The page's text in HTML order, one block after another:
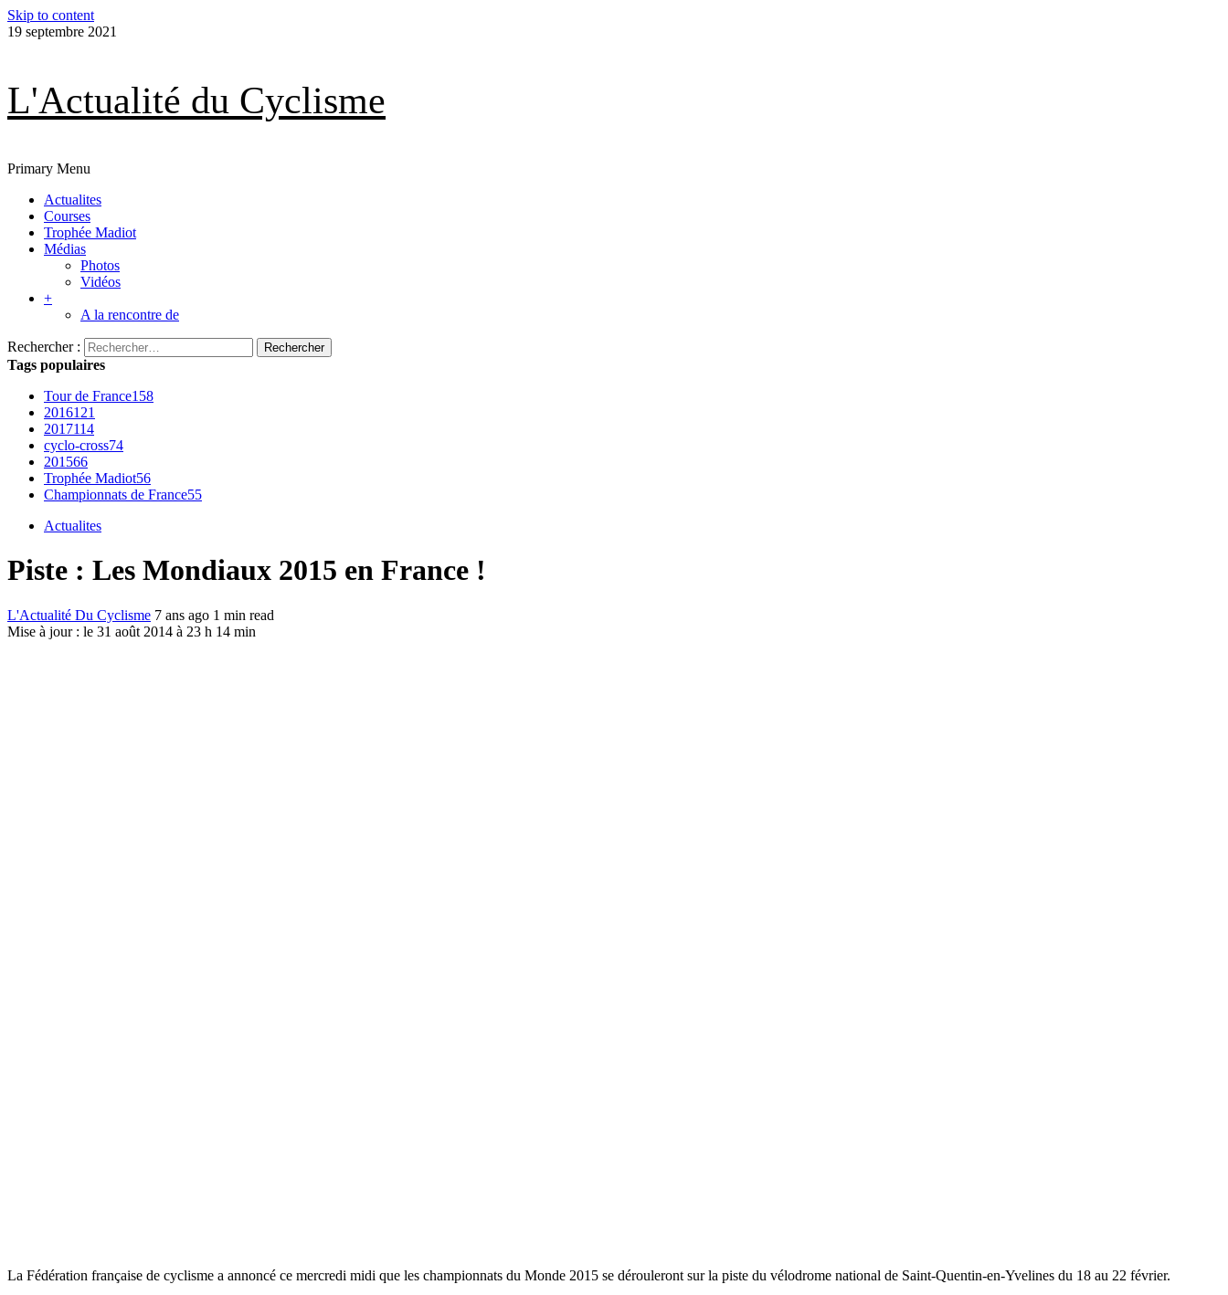
Skip to content
19 septembre 2021
L'Actualité du Cyclisme
Primary Menu
Actualites
Courses
Trophée Madiot
Médias
Photos
Vidéos
+
A la rencontre de
Rechercher :
Tags populaires
Tour de France158
2016121
2017114
cyclo-cross74
201566
Trophée Madiot56
Championnats de France55
Actualites
Piste : Les Mondiaux 2015 en France !
L'Actualité Du Cyclisme 7 ans ago 1 min read
Mise à jour : le 31 août 2014 à 23 h 14 min
La Fédération française de cyclisme a annoncé ce mercredi midi que les championnats du Monde 2015 se dérouleront sur la piste du vélodrome national de Saint-Quentin-en-Yvelines du 18 au 22 février.